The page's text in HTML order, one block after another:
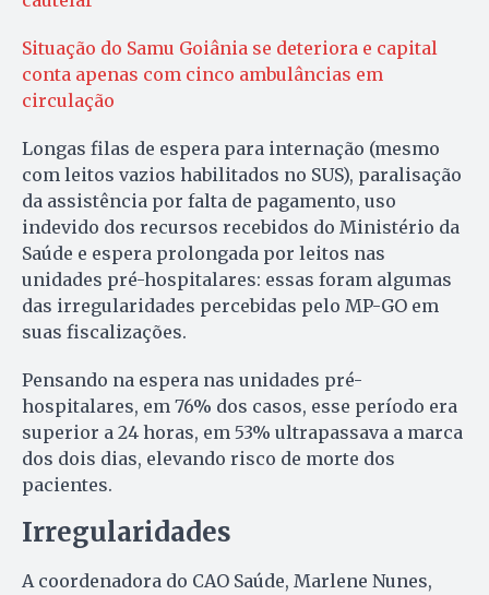
Situação do Samu Goiânia se deteriora e capital
conta apenas com cinco ambulâncias em
circulação
Longas filas de espera para internação (mesmo
com leitos vazios habilitados no SUS), paralisação
da assistência por falta de pagamento, uso
indevido dos recursos recebidos do Ministério da
Saúde e espera prolongada por leitos nas
unidades pré-hospitalares: essas foram algumas
das irregularidades percebidas pelo MP-GO em
suas fiscalizações.
Pensando na espera nas unidades pré-
hospitalares, em 76% dos casos, esse período era
superior a 24 horas, em 53% ultrapassava a marca
dos dois dias, elevando risco de morte dos
pacientes.
Irregularidades
A coordenadora do CAO Saúde, Marlene Nunes,